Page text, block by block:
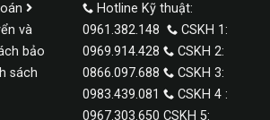
và
bảo
sách
Hotline Kỹ thuật:
0961.382.148
CSKH 1:
0969.914.428
CSKH 2:
0866.097.688
CSKH 3:
0983.439.081
CSKH 4 :
0967.303.650 CSKH 5: